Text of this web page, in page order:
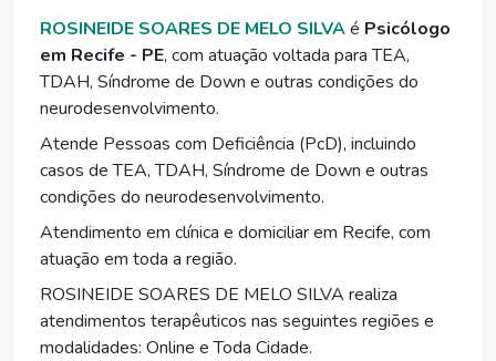
ROSINEIDE SOARES DE MELO SILVAé Psicólogo
em Recife - PE, com atuação voltada para TEA,
TDAH, Síndrome de Down e outras condições do
neurodesenvolvimento.
Atende Pessoas com Deficiência (PcD), incluindo
casos de TEA, TDAH, Síndrome de Down e outras
condições do neurodesenvolvimento.
Atendimento em clínica e domiciliar em Recife, com
atuação em toda a região.
ROSINEIDE SOARES DE MELO SILVA realiza
atendimentos terapêuticos nas seguintes regiões e
modalidades: Online e Toda Cidade.